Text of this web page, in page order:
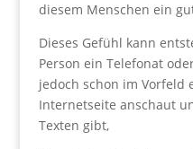
diesem Menschen ein
Dieses Gefühl kann
Person ein Telefonat
jedoch schon im Vorfeld
Internetseite anschaut
Texten gibt,